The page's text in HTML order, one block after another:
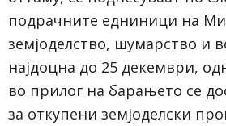
подрачните едниници на
земјоделство, шумарство и
најдоцна до 25 декември,
во прилог на барањето се
за откупени земјоделски